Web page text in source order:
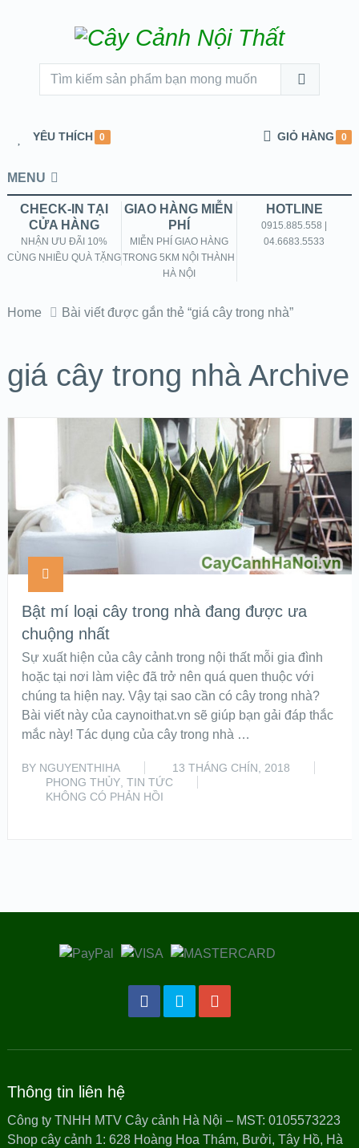
YÊU THÍCH 0 GIỎ HÀNG 0
MENU
CHECK-IN TẠI
CỬA HÀNG
NHẬN ƯU ĐÃI 10%
CÙNG NHIỀU QUÀ TẶNG
GIAO HÀNG MIỄN
PHÍ
MIỄN PHÍ GIAO HÀNG
TRONG 5KM NỘI THÀNH
HÀ NỘI
HOTLINE
0915.885.558 |
04.6683.5533
Home Bài viết được gắn thẻ “giá cây trong nhà”
giá cây trong nhà Archive
Bật mí loại cây trong nhà đang được ưa
chuộng nhất
Sự xuất hiện của cây cảnh trong nội thất mỗi gia đình
hoặc tại nơi làm việc đã trở nên quá quen thuộc với
chúng ta hiện nay. Vậy tại sao cần có cây trong nhà?
Bài viết này của caynoithat.vn sẽ giúp bạn gải đáp thắc
mắc này! Tác dụng của cây trong nhà …
BY NGUYENTHIHA
13 THÁNG CHÍN, 2018
PHONG THỦY, TIN TỨC
KHÔNG CÓ PHẢN HỒI
Thông tin liên hệ
Công ty TNHH MTV Cây cảnh Hà Nội – MST: 0105573223
Shop cây cảnh 1: 628 Hoàng Hoa Thám, Bưởi, Tây Hồ, Hà